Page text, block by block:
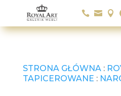
  
STRONA GŁÓWNA:
TAPICEROWANE :